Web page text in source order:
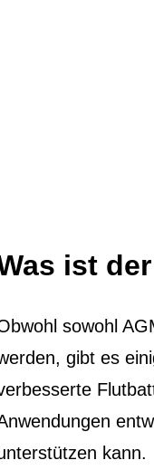
ist
sowohl
gibt es
kann.